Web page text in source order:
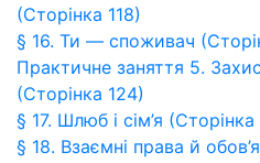
(Сторінка 118)
§ 16. Ти — споживач
Практичне заняття 5.
(Сторінка 124)
§ 17. Шлюб і сім’я (Сторінка
§ 18. Взаємні права й